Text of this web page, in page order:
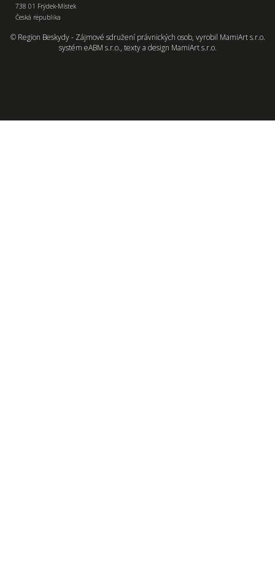
738 01 Frýdek-Místek
Česká republika
© Region Beskydy - Zájmové sdružení právnických osob, vyrobil MamiArt s.r.o.
systém eABM s.r.o., texty a design MamiArt s.r.o.